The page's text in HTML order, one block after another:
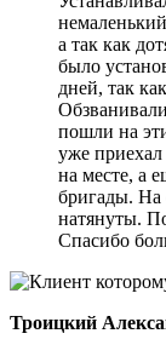
а так как
было
дней, так
пошли на
уже
на месте, а
бригады.
натянуты.
Спасибо
Троицкий